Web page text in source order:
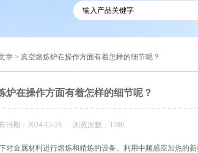
章 > 真空熔炼炉在操作方面有着怎样的细节呢？
炉在操作方面有着怎样的细节呢？
日期：2024-12-23 浏览次数：1590
对金属材料进行熔炼和精炼的设备。利用中频感应加热的